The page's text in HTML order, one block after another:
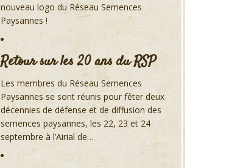
nouveau logo du Réseau Semences
Paysannes !
Retour sur les 20 ans du RSP
Les membres du Réseau Semences
Paysannes se sont réunis pour fêter deux
décennies de défense et de diffusion des
semences paysannes, les 22, 23 et 24
septembre à l’Airial de…